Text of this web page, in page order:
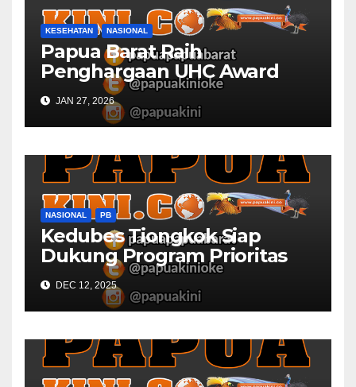
KESEHATAN NASIONAL
Papua Barat Raih
Penghargaan UHC Award
BPJS Kesehatan
JAN 27, 2026
NASIONAL PB
Kedubes Tiongkok Siap
Dukung Program Prioritas
Papua Barat
DEC 12, 2025